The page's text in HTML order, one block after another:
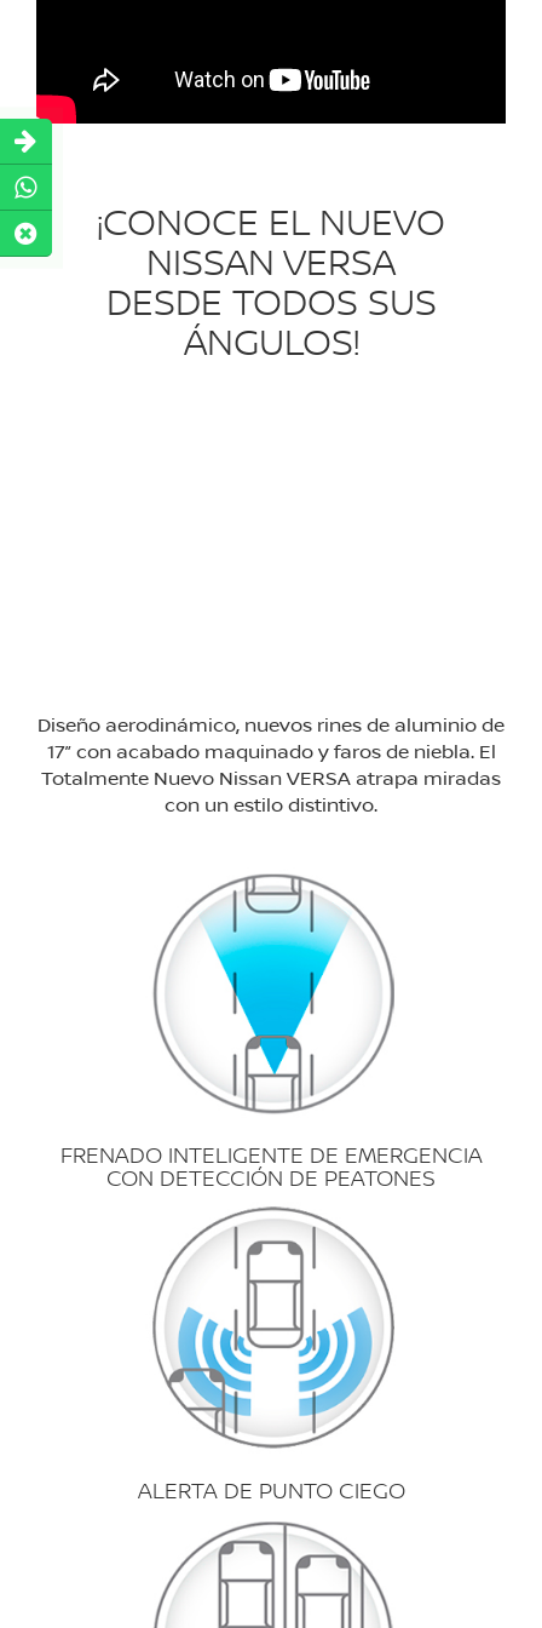
¡CONOCE EL NUEVO
NISSAN VERSA
DESDE TODOS SUS
ÁNGULOS!
Diseño aerodinámico, nuevos rines de aluminio de
17” con acabado maquinado y faros de niebla. El
Totalmente Nuevo Nissan VERSA atrapa miradas
con un estilo distintivo.
FRENADO INTELIGENTE DE EMERGENCIA
CON DETECCIÓN DE PEATONES
ALERTA DE PUNTO CIEGO